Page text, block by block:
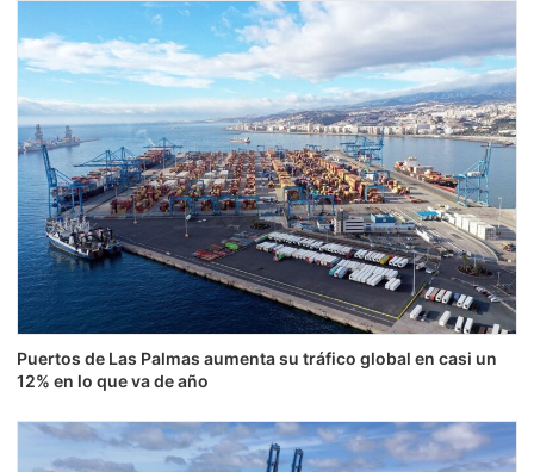
Puertos de Las Palmas aumenta su tráfico global en casi un
12% en lo que va de año